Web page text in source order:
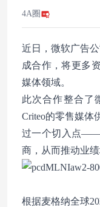
4A圈
近日，微软广告
成合作，将更多
媒体领域。
此次合作整合了
Criteo的零售媒体
过一个切入点——
商，从而推动业绩
根据麦格纳全球